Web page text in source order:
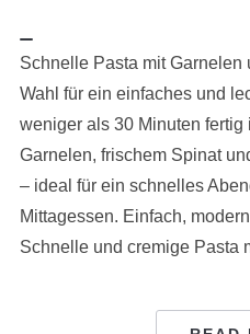
Schnelle Pasta mit Garnelen
Wahl für ein einfaches und
weniger als 30 Minuten fertig
Garnelen, frischem Spinat
– ideal für ein schnelles
Mittagessen. Einfach,
Schnelle und cremige Pasta